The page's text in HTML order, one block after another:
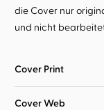
die Cover nur
und nicht
Cover Print
Cover Web